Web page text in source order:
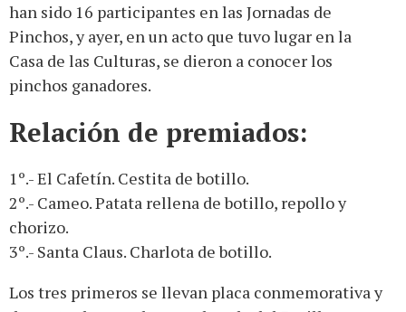
han sido 16 participantes en las Jornadas de
Pinchos, y ayer, en un acto que tuvo lugar en la
Casa de las Culturas, se dieron a conocer los
pinchos ganadores.
Relación de premiados:
1º.- El Cafetín. Cestita de botillo.
2º.- Cameo. Patata rellena de botillo, repollo y
chorizo.
3º.- Santa Claus. Charlota de botillo.
Los tres primeros se llevan placa conmemorativa y